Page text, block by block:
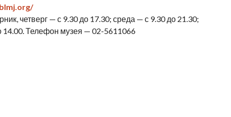
четверг — с 9.30 до 17.30; среда — с 9.30 до 21.30;
14.00. Телефон музея — 02-5611066